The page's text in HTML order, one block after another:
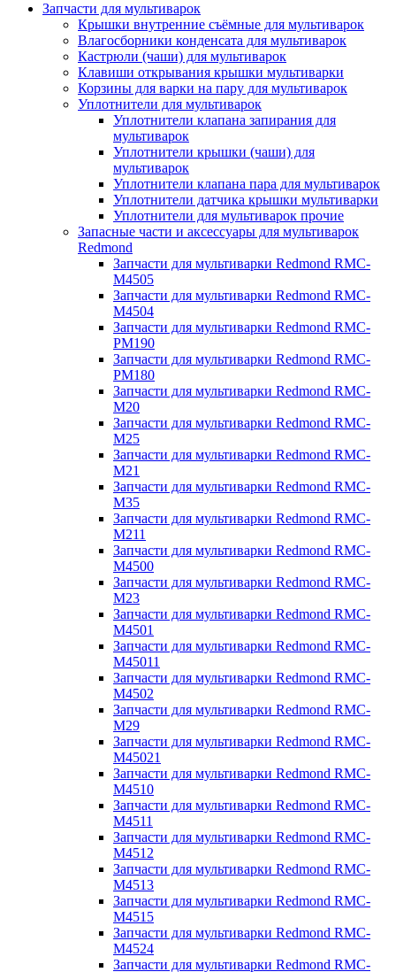
Запчасти для мультиварок
Крышки внутренние съёмные для мультиварок
Влагосборники конденсата для мультиварок
Кастрюли (чаши) для мультиварок
Клавиши открывания крышки мультиварки
Корзины для варки на пару для мультиварок
Уплотнители для мультиварок
Уплотнители клапана запирания для
мультиварок
Уплотнители крышки (чаши) для
мультиварок
Уплотнители клапана пара для мультиварок
Уплотнители датчика крышки мультиварки
Уплотнители для мультиварок прочие
Запасные части и аксессуары для мультиварок
Redmond
Запчасти для мультиварки Redmond RMC-
M4505
Запчасти для мультиварки Redmond RMC-
M4504
Запчасти для мультиварки Redmond RMC-
PM190
Запчасти для мультиварки Redmond RMC-
PM180
Запчасти для мультиварки Redmond RMC-
M20
Запчасти для мультиварки Redmond RMC-
M25
Запчасти для мультиварки Redmond RMC-
M21
Запчасти для мультиварки Redmond RMC-
M35
Запчасти для мультиварки Redmond RMC-
M211
Запчасти для мультиварки Redmond RMC-
M4500
Запчасти для мультиварки Redmond RMC-
M23
Запчасти для мультиварки Redmond RMC-
M4501
Запчасти для мультиварки Redmond RMC-
M45011
Запчасти для мультиварки Redmond RMC-
M4502
Запчасти для мультиварки Redmond RMC-
M29
Запчасти для мультиварки Redmond RMC-
M45021
Запчасти для мультиварки Redmond RMC-
M4510
Запчасти для мультиварки Redmond RMC-
M4511
Запчасти для мультиварки Redmond RMC-
M4512
Запчасти для мультиварки Redmond RMC-
M4513
Запчасти для мультиварки Redmond RMC-
M4515
Запчасти для мультиварки Redmond RMC-
M4524
Запчасти для мультиварки Redmond RMC-